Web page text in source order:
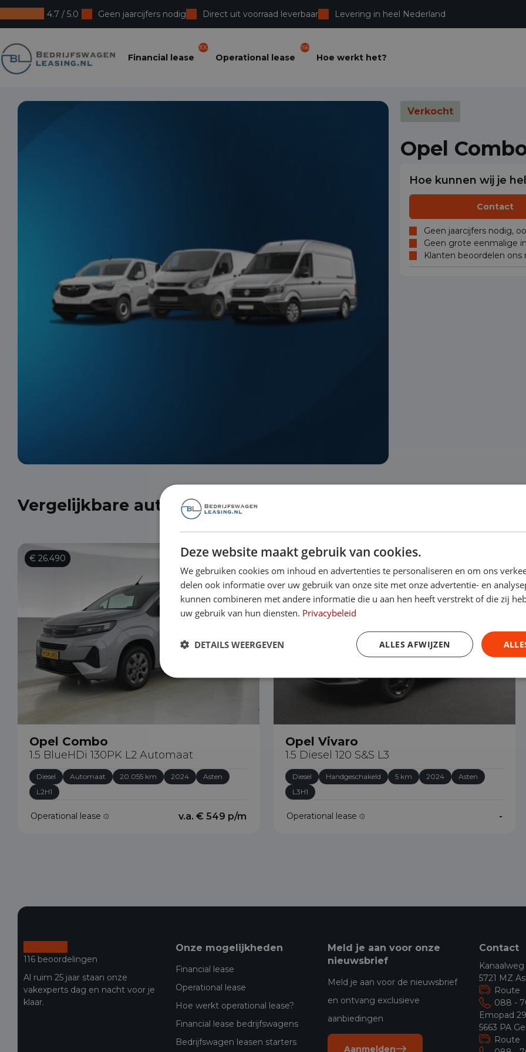
4.7 / 5.0 Geen jaarcijfers nodig Direct uit voorraad leverbaar Levering in heel Nederland
Bedrijfswagenleasing
Financial lease
300
Operational lease
156
Hoe werkt het?
Verkocht
Opel
Hoe kunnen wij je
Contact
Geen jaarcijfers nodig,
Geen grote eenmalige
Klanten beoordelen
Vergelijkbare auto's uit onze voorraad
€ 26.490
Opel Combo
1.5 BlueHDi 130PK L2 Automaat
Diesel Automaat 20.055 km 2024
Asten
L2H1
Operational lease v.a. € 549 p/m
€ 32.490
Opel Vivaro
1.5 Diesel 120 S&S L3
Diesel Handgeschakeld 5 km 2024
Asten
L3H1
Operational lease -
116 beoordelingen
Al ruim 25 jaar staan onze
vakexperts dag en nacht voor je
klaar.
Onze mogelijkheden
Financial lease
Operational lease
Hoe werkt operational lease?
Financial lease bedrijfswagens
Bedrijfswagen leasen starters
Meld je aan voor onze
nieuwsbrief
Meld je aan voor de nieuwsbrief
en ontvang exclusieve
aanbiedingen
Aanmelden
Contact
5721 MZ
Route
088 -
Emopad
5663 PA
Route
Deze website maakt gebruik van cookies.
We gebruiken cookies om inhoud en advertenties te personaliseren en om ons
delen ook informatie over uw gebruik van onze site met onze advertentie- en
kunnen combineren met andere informatie die u aan hen heeft verstrekt of die zij
uw gebruik van hun diensten. Privacybeleid
ALLES AFWIJZEN
DETAILS WEERGEVEN